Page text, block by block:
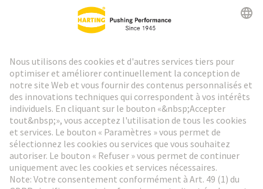
Aller à l'inscription
Social Media